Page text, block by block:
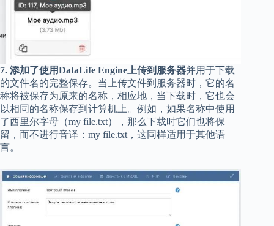
7. 添加了使用DataLife Engine上传到服务器并用于下载
的文件名的完整保存。当上传文件到服务器时，它的名
称将被保存为原来的名称，相应地，当下载时，它也会
以相同的名称保存到计算机上。例如，如果名称中使用
了西里尔字母（my file.txt），那么下载时它们也将保
留，而不进行音译：my file.txt，这同样适用于其他语
言。